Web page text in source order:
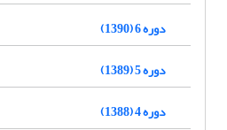
دوره 6 (1390)
دوره 5 (1389)
دوره 4 (1388)